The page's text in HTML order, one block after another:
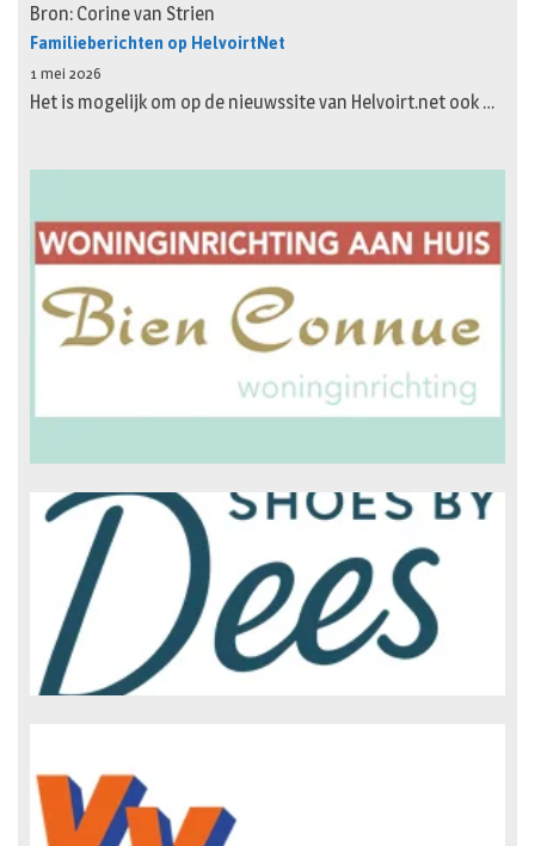
Bron: Corine van Strien
Familieberichten op HelvoirtNet
1 mei 2026
Het is mogelijk om op de nieuwssite van Helvoirt.net ook …